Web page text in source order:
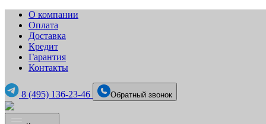
О компании
Оплата
Доставка
Кредит
Гарантия
Контакты
8 (495) 136-23-46 Обратный звонок